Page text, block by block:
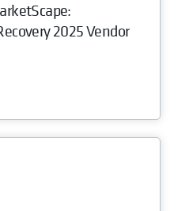
2025 Vendor